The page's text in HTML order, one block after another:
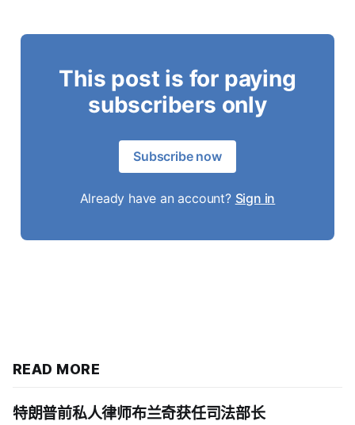
This post is for paying
subscribers only
Subscribe now
Already have an account? Sign in
READ MORE
特朗普前私人律师布兰奇获任司法部长